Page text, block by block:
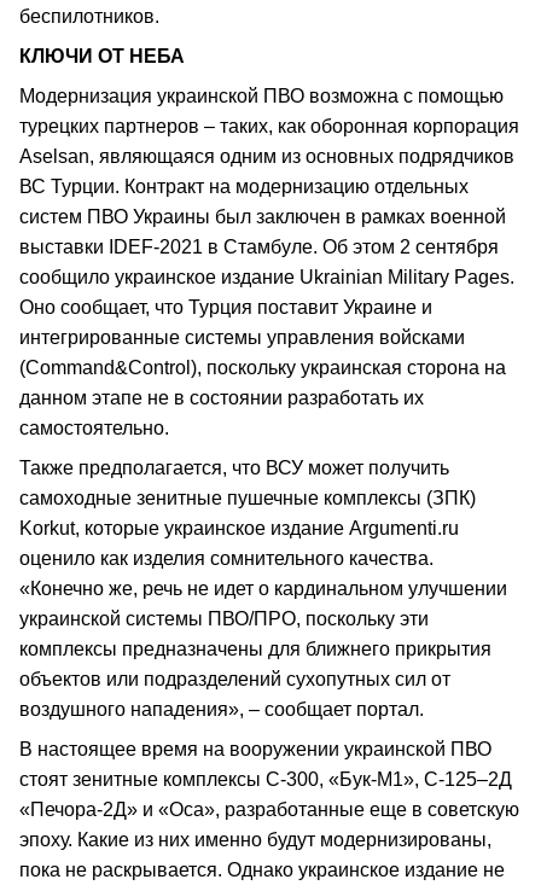
беспилотников.
КЛЮЧИ ОТ НЕБА
Модернизация украинской ПВО возможна с помощью
турецких партнеров – таких, как оборонная корпорация
Aselsan, являющаяся одним из основных подрядчиков
ВС Турции. Контракт на модернизацию отдельных
систем ПВО Украины был заключен в рамках военной
выставки IDEF-2021 в Стамбуле. Об этом 2 сентября
сообщило украинское издание Ukrainian Military Pages.
Оно сообщает, что Турция поставит Украине и
интегрированные системы управления войсками
(Command&Control), поскольку украинская сторона на
данном этапе не в состоянии разработать их
самостоятельно.
Также предполагается, что ВСУ может получить
самоходные зенитные пушечные комплексы (ЗПК)
Korkut, которые украинское издание Argumenti.ru
оценило как изделия сомнительного качества.
«Конечно же, речь не идет о кардинальном улучшении
украинской системы ПВО/ПРО, поскольку эти
комплексы предназначены для ближнего прикрытия
объектов или подразделений сухопутных сил от
воздушного нападения», – сообщает портал.
В настоящее время на вооружении украинской ПВО
стоят зенитные комплексы С-300, «Бук-М1», С-125–2Д
«Печора-2Д» и «Оса», разработанные еще в советскую
эпоху. Какие из них именно будут модернизированы,
пока не раскрывается. Однако украинское издание не